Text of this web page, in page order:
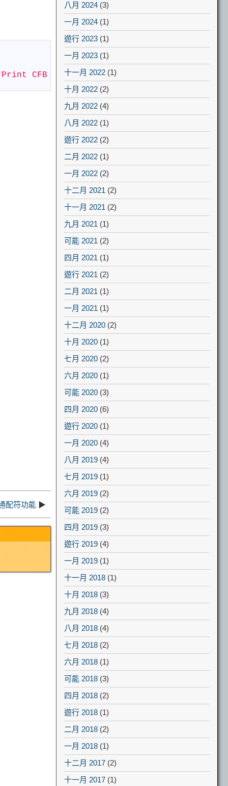
CFB
配符功能 ▶
八月 2024 (3)
一月 2024 (1)
遊行 2023 (1)
一月 2023 (1)
十一月 2022 (1)
十月 2022 (2)
九月 2022 (4)
八月 2022 (1)
遊行 2022 (2)
二月 2022 (1)
一月 2022 (2)
十二月 2021 (2)
十一月 2021 (2)
九月 2021 (1)
可能 2021 (2)
四月 2021 (1)
遊行 2021 (2)
二月 2021 (1)
一月 2021 (1)
十二月 2020 (2)
十月 2020 (1)
七月 2020 (2)
六月 2020 (1)
可能 2020 (3)
四月 2020 (6)
遊行 2020 (1)
一月 2020 (4)
八月 2019 (4)
七月 2019 (1)
六月 2019 (2)
可能 2019 (2)
四月 2019 (3)
遊行 2019 (4)
一月 2019 (1)
十一月 2018 (1)
十月 2018 (3)
九月 2018 (4)
八月 2018 (4)
七月 2018 (2)
六月 2018 (1)
可能 2018 (3)
四月 2018 (2)
遊行 2018 (1)
二月 2018 (2)
一月 2018 (1)
十二月 2017 (2)
十一月 2017 (1)